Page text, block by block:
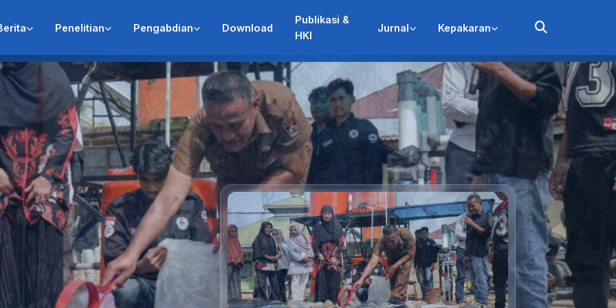
Penelitian Pengabdian Download
Publikasi &
HKI
Jurnal Kepakaran